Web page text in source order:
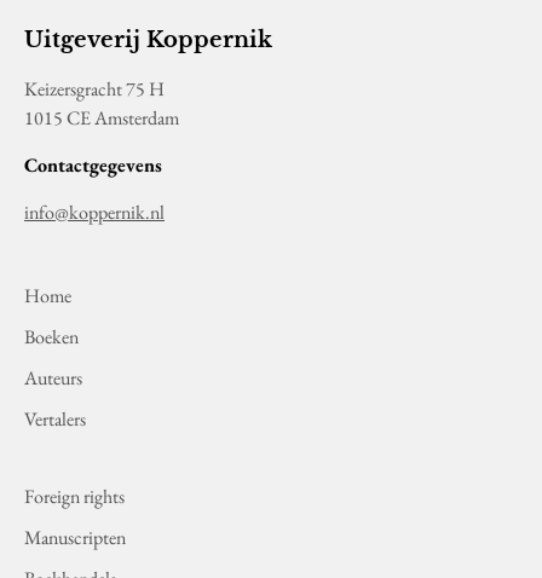
Uitgeverij Koppernik
Keizersgracht 75 H
1015 CE Amsterdam
Contactgegevens
info@koppernik.nl
Home
Boeken
Auteurs
Vertalers
Foreign rights
Manuscripten